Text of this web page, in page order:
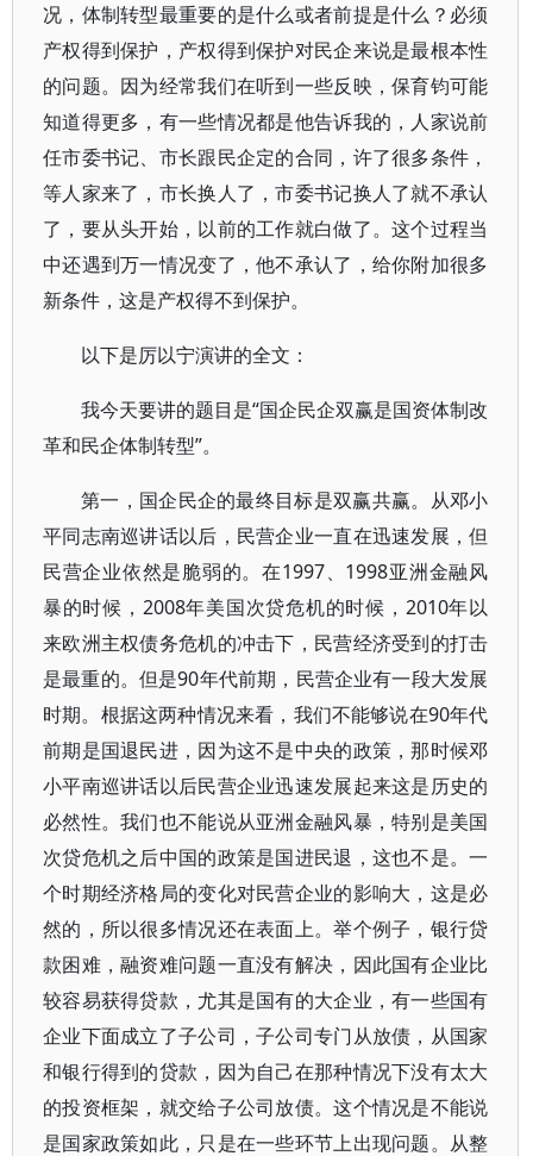
况，体制转型最重要的是什么或者前提是什么？必须
产权得到保护，产权得到保护对民企来说是最根本性
的问题。因为经常我们在听到一些反映，保育钧可能
知道得更多，有一些情况都是他告诉我的，人家说前
任市委书记、市长跟民企定的合同，许了很多条件，
等人家来了，市长换人了，市委书记换人了就不承认
了，要从头开始，以前的工作就白做了。这个过程当
中还遇到万一情况变了，他不承认了，给你附加很多
新条件，这是产权得不到保护。
以下是厉以宁演讲的全文：
我今天要讲的题目是“国企民企双赢是国资体制改
革和民企体制转型”。
第一，国企民企的最终目标是双赢共赢。从邓小
平同志南巡讲话以后，民营企业一直在迅速发展，但
民营企业依然是脆弱的。在1997、1998亚洲金融风
暴的时候，2008年美国次贷危机的时候，2010年以
来欧洲主权债务危机的冲击下，民营经济受到的打击
是最重的。但是90年代前期，民营企业有一段大发展
时期。根据这两种情况来看，我们不能够说在90年代
前期是国退民进，因为这不是中央的政策，那时候邓
小平南巡讲话以后民营企业迅速发展起来这是历史的
必然性。我们也不能说从亚洲金融风暴，特别是美国
次贷危机之后中国的政策是国进民退，这也不是。一
个时期经济格局的变化对民营企业的影响大，这是必
然的，所以很多情况还在表面上。举个例子，银行贷
款困难，融资难问题一直没有解决，因此国有企业比
较容易获得贷款，尤其是国有的大企业，有一些国有
企业下面成立了子公司，子公司专门从放债，从国家
和银行得到的贷款，因为自己在那种情况下没有太大
的投资框架，就交给子公司放债。这个情况是不能说
是国家政策如此，只是在一些环节上出现问题。从整